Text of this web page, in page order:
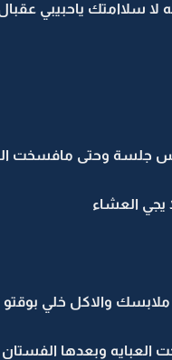
ياحبيبي عقبال
جلسة وحتى مافسخت
يجي العشاء
والاكل خلي بوقتو
العبايه وبعدها